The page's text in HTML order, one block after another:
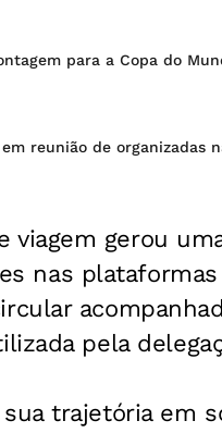
para a Copa do
reunião de organizadas
viagem gerou
nas
pela
trajetória em